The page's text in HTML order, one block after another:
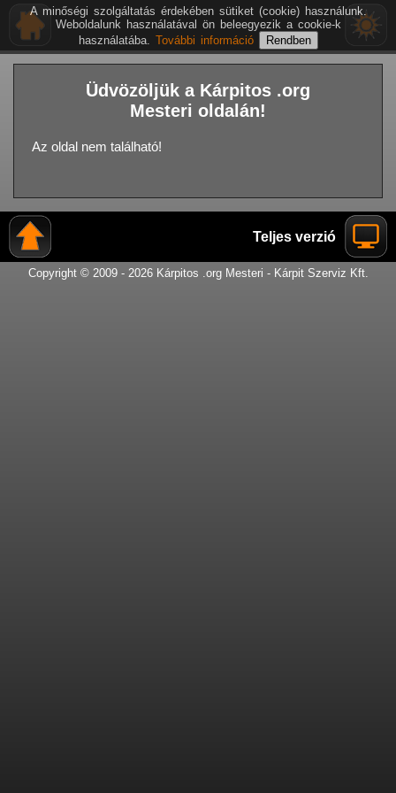
Üdvözöljük a Kárpitos .org
Mesteri oldalán!
Az oldal nem található!
Teljes verzió
Copyright © 2009 - 2026 Kárpitos .org Mesteri - Kárpit Szerviz Kft.
A minőségi szolgáltatás érdekében sütiket (cookie) használunk.
Weboldalunk használatával ön beleegyezik a cookie-k
használatába. További információ